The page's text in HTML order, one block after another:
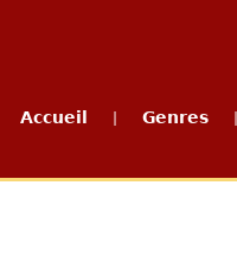
Accueil Genres